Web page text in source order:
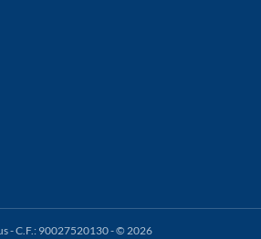
- C.F.: 90027520130 - © 2026